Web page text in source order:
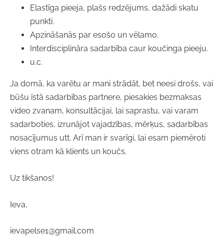
Elastīga pieeja, plašs redzējums, dažādi skatu
punkti.
Apzināšanās par esošo un vēlamo.
Interdisciplināra sadarbība caur koučinga pieeju.
u.c.
Ja domā, ka varētu ar mani strādāt, bet neesi drošs, vai
būšu īstā sadarbības partnere, piesakies bezmaksas
video zvanam, konsultācijai, lai saprastu, vai varam
sadarboties, izrunājot vajadzības, mērķus, sadarbības
nosacījumus utt. Arī man ir svarīgi, lai esam piemēroti
viens otram kā klients un koučs.
Uz tikšanos!
Ieva,
ievapelse1@gmail.com